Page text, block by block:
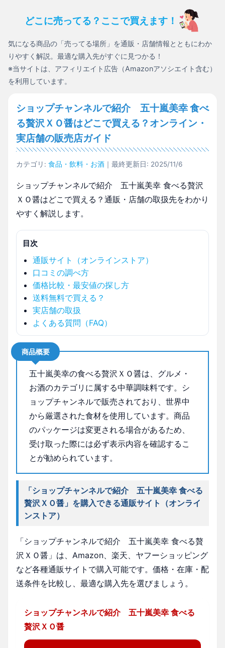
どこに売ってる？ここで買えます！
気になる商品の「売ってる場所」を通販・店舗情報とともにわか
りやすく解説。最適な購入先がすぐに見つかる！
※当サイトは、アフィリエイト広告（Amazonアソシエイト含む）
を利用しています。
ショップチャンネルで紹介 五十嵐美幸 食べ
る贅沢ＸＯ醤はどこで買える？オンライン・
実店舗の販売店ガイド
カテゴリ: 食品・飲料・お酒 ｜最終更新日: 2025/11/6
ショップチャンネルで紹介 五十嵐美幸 食べる贅沢
ＸＯ醤はどこで買える？通販・店舗の取扱先をわかり
やすく解説します。
目次
通販サイト（オンラインストア）
口コミの調べ方
価格比較・最安値の探し方
送料無料で買える？
実店舗の取扱
よくある質問（FAQ）
商品概要
五十嵐美幸の食べる贅沢ＸＯ醤は、グルメ・
お酒のカテゴリに属する中華調味料です。シ
ョップチャンネルで販売されており、世界中
から厳選された食材を使用しています。商品
のパッケージは変更される場合があるため、
受け取った際には必ず表示内容を確認するこ
とが勧められています。
「ショップチャンネルで紹介 五十嵐美幸 食べる
贅沢ＸＯ醤」を購入できる通販サイト（オンライ
ンストア）
「ショップチャンネルで紹介 五十嵐美幸 食べる贅
沢ＸＯ醤」は、Amazon、楽天、ヤフーショッピング
など各種通販サイトで購入可能です。価格・在庫・配
送条件を比較し、最適な購入先を選びましょう。
ショップチャンネルで紹介 五十嵐美幸 食べる
贅沢ＸＯ醤